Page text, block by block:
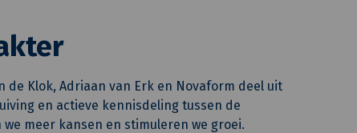
de Klok, Adriaan van Erk en Novaform deel uit
en actieve kennisdeling tussen de
meer kansen en stimuleren we groei.